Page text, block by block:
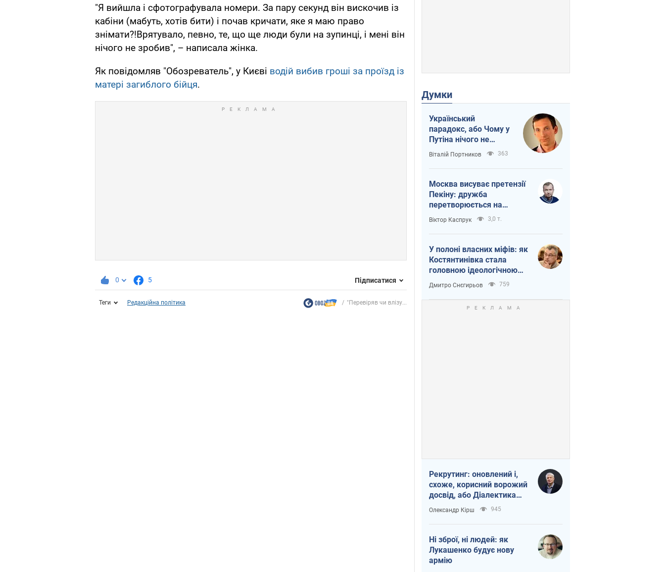
"Я вийшла і сфотографувала номери. За пару секунд він вискочив із
кабіни (мабуть, хотів бити) і почав кричати, яке я маю право
знімати?!Врятувало, певно, те, що ще люди були на зупинці, і мені він
нічого не зробив", – написала жінка.
Як повідомляв "Обозреватель", у Києві водій вибив гроші за проїзд із
матері загиблого бійця.
0 5 Підписатися
Теги Редакційна політика "Перевіряв чи влізу...
Думки
Український
парадокс, або Чому у
Путіна нічого не
вийшло з Україною
Віталій Портников 363
Москва висуває претензії
Пекіну: дружба
перетворюється на
залежність Росії від
Китаю
Віктор Каспрук 3,0 т.
У полоні власних міфів: як
Костянтинівка стала
головною ідеологічною
пасткою для російських
окупантів
Дмитро Снєгирьов 759
Рекрутинг: оновлений і,
схоже, корисний ворожий
досвід, або Діалектика
вибагливого боягузтва
Олександр Кірш 945
Ні зброї, ні людей: як
Лукашенко будує нову
армію